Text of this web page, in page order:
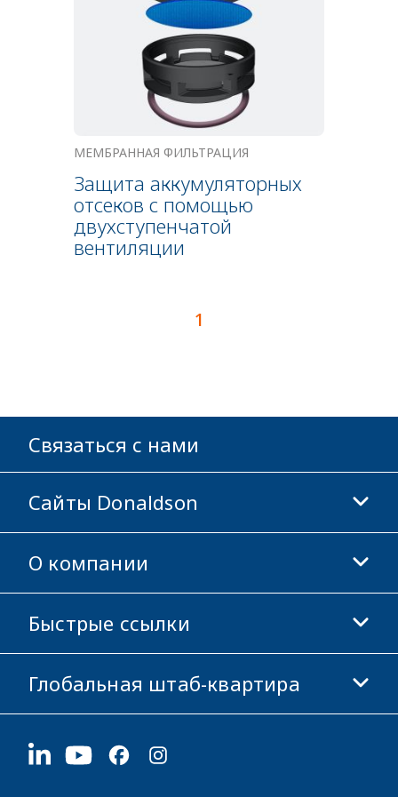
МЕМБРАННАЯ ФИЛЬТРАЦИЯ
Защита аккумуляторных
отсеков с помощью
двухступенчатой
вентиляции
1
Связаться с нами
Сайты Donaldson
Donaldson Life Sciences
Магазин Donaldson
О компании
Информация о компании
Этика и соблюдение норм
Карьера
Быстрые ссылки
Инвесторам
Поставщикам
Устойчивое развитие
Глобальная штаб-квартира
1400 W 94th Street